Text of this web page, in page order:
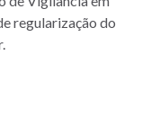
regularização do